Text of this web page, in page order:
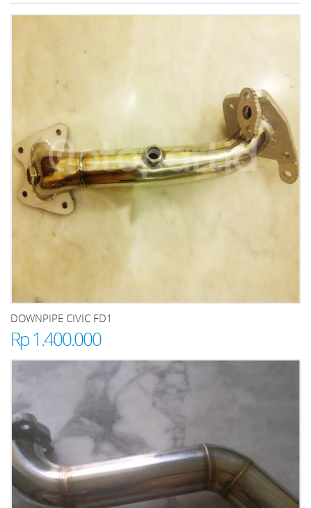
DOWNPIPE CIVIC FD1
Rp 1.400.000